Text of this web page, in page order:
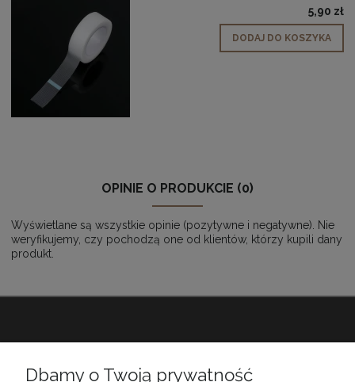
5,90 zł
DODAJ DO KOSZYKA
OPINIE O PRODUKCIE (0)
Wyświetlane są wszystkie opinie (pozytywne i negatywne). Nie
weryfikujemy, czy pochodzą one od klientów, którzy kupili dany
produkt.
Babiarnia
Dbamy o Twoją prywatność